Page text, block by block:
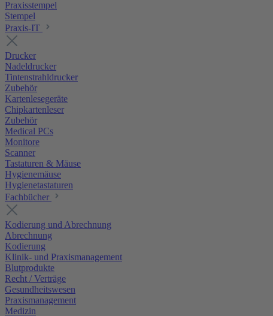
Praxisstempel
Stempel
Praxis-IT
Drucker
Nadeldrucker
Tintenstrahldrucker
Zubehör
Kartenlesegeräte
Chipkartenleser
Zubehör
Medical PCs
Monitore
Scanner
Tastaturen & Mäuse
Hygienemäuse
Hygienetastaturen
Fachbücher
Kodierung und Abrechnung
Abrechnung
Kodierung
Klinik- und Praxismanagement
Blutprodukte
Recht / Verträge
Gesundheitswesen
Praxismanagement
Medizin